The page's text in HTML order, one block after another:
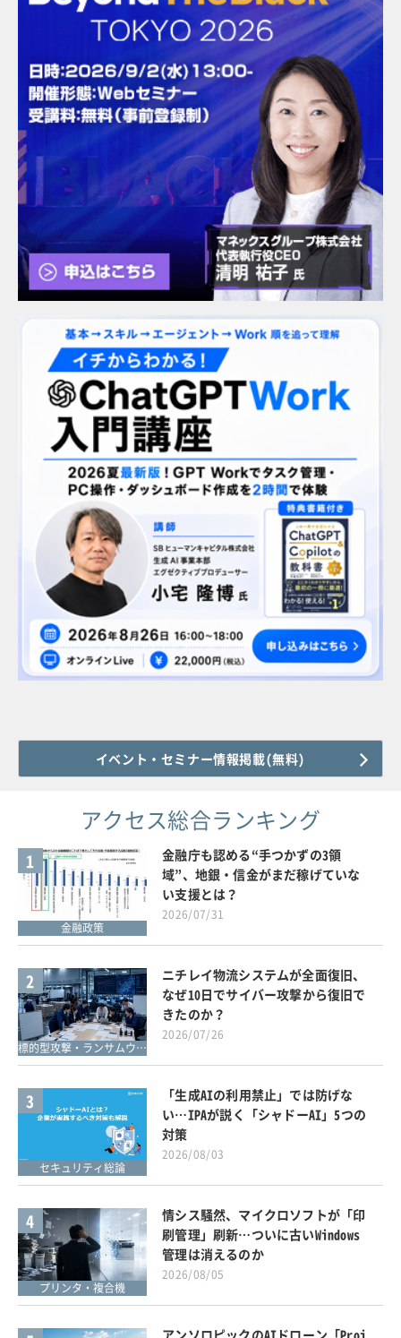
イベント・セミナー情報掲載(無料)
アクセス総合ランキング
1
金融政策
金融庁も認める“手つかずの3領
域”、地銀・信金がまだ稼げていな
い支援とは？
2026/07/31
2
標的型攻撃・ランサムウェア対策
ニチレイ物流システムが全面復旧、
なぜ10日でサイバー攻撃から復旧で
きたのか？
2026/07/26
3
セキュリティ総論
「生成AIの利用禁止」では防げな
い…IPAが説く「シャドーAI」5つの
対策
2026/08/03
4
プリンタ・複合機
情シス騒然、マイクロソフトが「印
刷管理」刷新…ついに古いWindows
管理は消えるのか
2026/08/05